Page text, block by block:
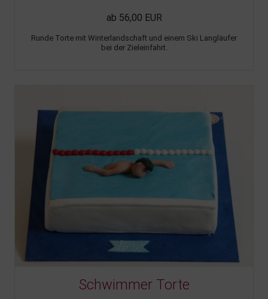
ab 56,00 EUR
Runde Torte mit Winterlandschaft und einem Ski Langläufer
bei der Zieleinfahrt.
Schwimmer Torte